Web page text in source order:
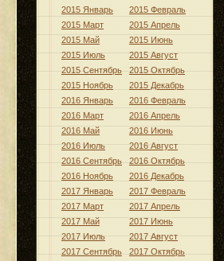
2015 Январь
2015 Февраль
2015 Март
2015 Апрель
2015 Май
2015 Июнь
2015 Июль
2015 Август
2015 Сентябрь
2015 Октябрь
2015 Ноябрь
2015 Декабрь
2016 Январь
2016 Февраль
2016 Март
2016 Апрель
2016 Май
2016 Июнь
2016 Июль
2016 Август
2016 Сентябрь
2016 Октябрь
2016 Ноябрь
2016 Декабрь
2017 Январь
2017 Февраль
2017 Март
2017 Апрель
2017 Май
2017 Июнь
2017 Июль
2017 Август
2017 Сентябрь
2017 Октябрь